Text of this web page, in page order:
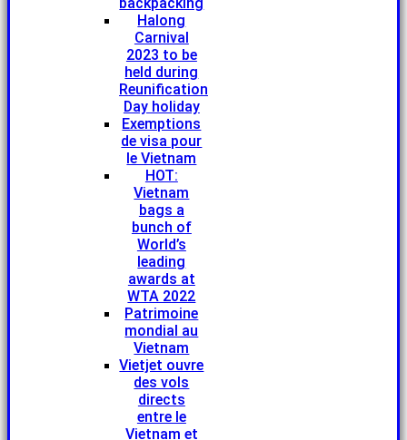
Halong
Carnival
2023 to be
held during
Reunification
Day holiday
Exemptions
de visa pour
le Vietnam
HOT:
Vietnam
bags a
bunch of
World’s
leading
awards at
WTA 2022
Patrimoine
mondial au
Vietnam
Vietjet ouvre
des vols
directs
entre le
Vietnam et